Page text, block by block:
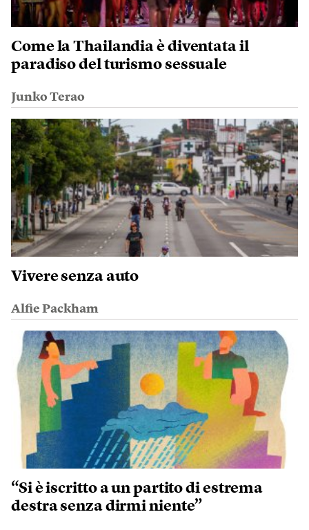
Come la Thailandia è diventata il
paradiso del turismo sessuale
Junko Terao
Vivere senza auto
Alfie Packham
“Si è iscritto a un partito di estrema
destra senza dirmi niente”